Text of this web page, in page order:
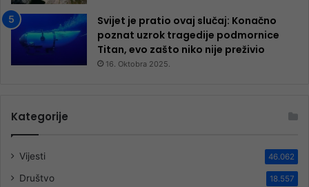
Svijet je pratio ovaj slučaj: Konačno
poznat uzrok tragedije podmornice
Titan, evo zašto niko nije preživio
16. Oktobra 2025.
Kategorije
Vijesti 46.062
Društvo 18.557